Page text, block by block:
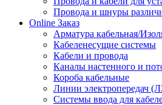
Провода и шнуры
Online Заказ
Арматура кабельная/
Кабеленесущие системы
Кабели и провода
Каналы настенного и
Короба кабельные
Линии электропередач
Системы ввода для